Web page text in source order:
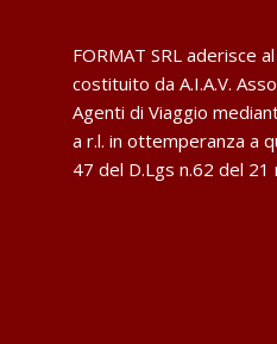
FORMAT SRL aderisce
costituito da A.I.A.V.
Agenti di Viaggio
a r.l. in ottemperanza a
47 del D.Lgs n.62 del 21